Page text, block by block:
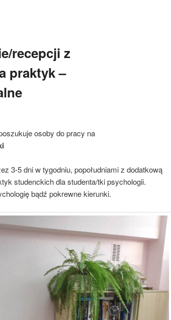
recepcji z
praktyk –
osoby do pracy na
3-5 dni w tygodniu, popołudniami z dodatkową
studenckich dla studenta/tki psychologii.
bądź pokrewne kierunki.